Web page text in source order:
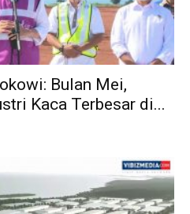
Bulan Mei,
Kaca Terbesar di...